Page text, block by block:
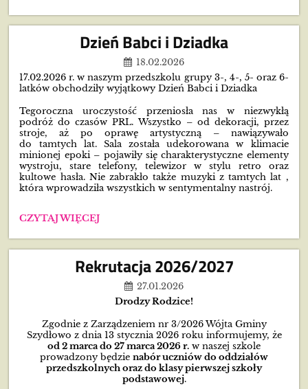
ROK
SZKOLNY
Dzień Babci i Dziadka
18.02.2026
17.02.2026 r. w naszym przedszkolu grupy 3-, 4-, 5- oraz 6-
latków obchodziły wyjątkowy Dzień Babci i Dziadka
Tegoroczna uroczystość przeniosła nas w niezwykłą
podróż do czasów PRL. Wszystko – od dekoracji, przez
stroje, aż po oprawę artystyczną – nawiązywało
do tamtych lat. Sala została udekorowana w klimacie
minionej epoki – pojawiły się charakterystyczne elementy
wystroju, stare telefony, telewizor w stylu retro oraz
kultowe hasła. Nie zabrakło także muzyki z tamtych lat ,
która wprowadziła wszystkich w sentymentalny nastrój.
DZIEŃ
I
DZIADKA:
CZYTAJ WIĘCEJ
Rekrutacja 2026/2027
27.01.2026
Drodzy Rodzice!
Zgodnie z Zarządzeniem nr 3/2026 Wójta Gminy
Szydłowo z dnia 13 stycznia 2026 roku informujemy, że
od 2 marca do 27 marca 2026 r. w naszej szkole
prowadzony będzie nabór uczniów do oddziałów
przedszkolnych oraz do klasy pierwszej szkoły
podstawowej.